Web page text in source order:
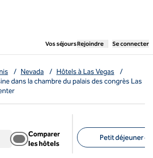
Vos séjours,ouvre un nouvel
Rejoindre Se connecter
/ Nevada / Hôtels à Las Vegas
/
dans la chambre du palais des congrès Las
Comparer
les hôtels
Petit déjeuner